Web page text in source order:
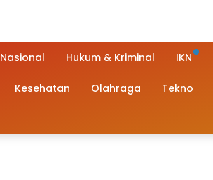
Nasional Hukum & Kriminal IKN
Kesehatan Olahraga Tekno